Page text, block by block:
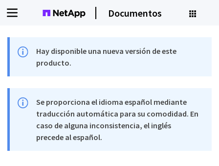
Documentos
Hay disponible una nueva versión de este
producto.
Se proporciona el idioma español mediante
traducción automática para su comodidad. En
caso de alguna inconsistencia, el inglés
precede al español.